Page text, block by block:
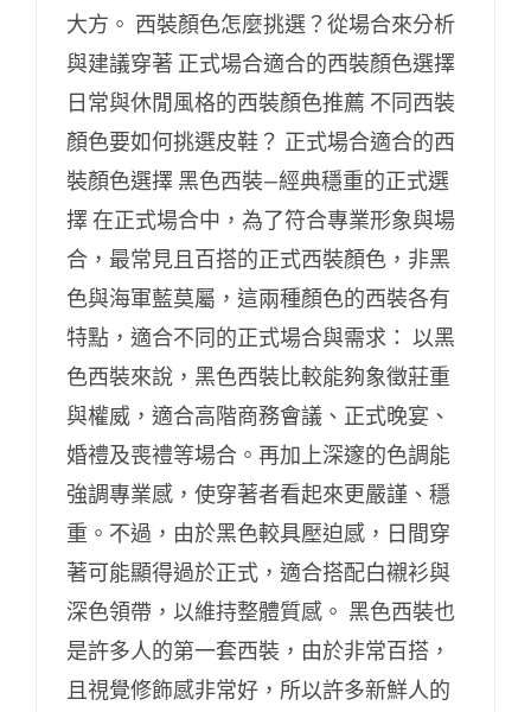
大方。 西裝顏色怎麼挑選？從場合來分析
與建議穿著 正式場合適合的西裝顏色選擇
日常與休閒風格的西裝顏色推薦 不同西裝
顏色要如何挑選皮鞋？ 正式場合適合的西
裝顏色選擇 黑色西裝—經典穩重的正式選
擇 在正式場合中，為了符合專業形象與場
合，最常見且百搭的正式西裝顏色，非黑
色與海軍藍莫屬，這兩種顏色的西裝各有
特點，適合不同的正式場合與需求： 以黑
色西裝來說，黑色西裝比較能夠象徵莊重
與權威，適合高階商務會議、正式晚宴、
婚禮及喪禮等場合。再加上深邃的色調能
強調專業感，使穿著者看起來更嚴謹、穩
重。不過，由於黑色較具壓迫感，日間穿
著可能顯得過於正式，適合搭配白襯衫與
深色領帶，以維持整體質感。 黑色西裝也
是許多人的第一套西裝，由於非常百搭，
且視覺修飾感非常好，所以許多新鮮人的